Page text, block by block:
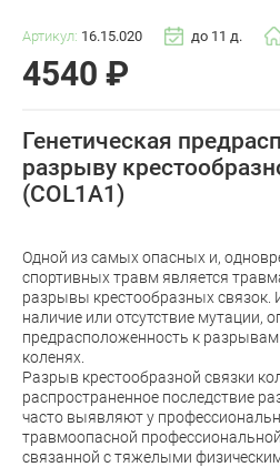
Артикул: 16.15.020 до 11 д.
4540 ₽
Генетическая
разрыву
(COL1A1)
Одной из самых опасных и,
спортивных травм является
разрывы крестообразных связок.
наличие или отсутствие мутации,
предрасположенность к
коленях.
Разрыв крестообразной связки
распространенное последствие
часто выявляют у
травмоопасной
связанной с тяжелыми